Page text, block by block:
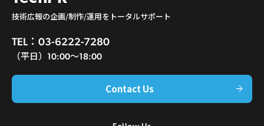
技術広報の企画/制作/運用をトータルサポート
TEL：03-6222-7280
（平日）10:00〜18:00
Contact Us arrow_forward